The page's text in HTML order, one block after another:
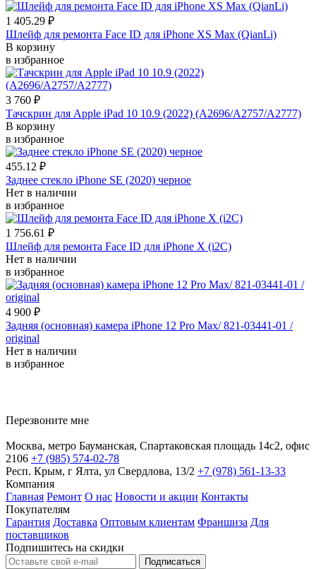
1 405.29 ₽
Шлейф для ремонта Face ID для iPhone XS Max (QianLi)
В корзину
в избранное
3 760 ₽
Тачскрин для Apple iPad 10 10.9 (2022) (A2696/A2757/A2777)
В корзину
в избранное
455.12 ₽
Заднее стекло iPhone SE (2020) черное
Нет в наличии
в избранное
1 756.61 ₽
Шлейф для ремонта Face ID для iPhone X (i2C)
Нет в наличии
в избранное
4 900 ₽
Задняя (основная) камера iPhone 12 Pro Max/ 821-03441-01 /
original
Нет в наличии
в избранное
Перезвоните мне
Москва, метро Бауманская, Спартаковская площадь 14с2, офис
2106 +7 (985) 574-02-78
Респ. Крым, г Ялта, ул Свердлова, 13/2 +7 (978) 561-13-33
Компания
Главная Ремонт О нас Новости и акции Контакты
Покупателям
Гарантия Доставка Оптовым клиентам Франшиза Для
поставщиков
Подпишитесь на скидки